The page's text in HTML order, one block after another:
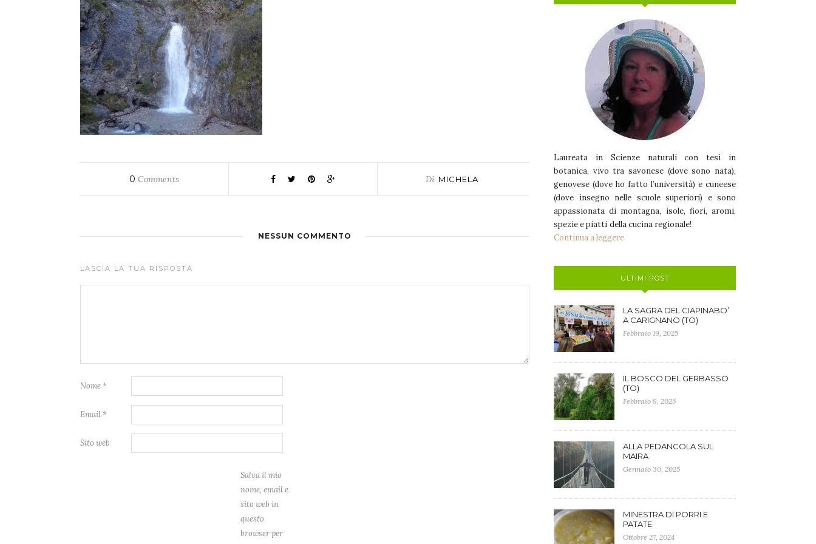
0 Comments Di MICHELA
NESSUN COMMENTO
LASCIA LA TUA RISPOSTA
Nome *
Email *
Sito web
Salva il mio
nome, email e
sito web in
questo
browser per
Laureata in Scienze naturali con tesi in
botanica, vivo tra savonese (dove sono nata),
genovese (dove ho fatto l’università) e cuneese
(dove insegno nelle scuole superiori) e sono
appassionata di montagna, isole, fiori, aromi,
spezie e piatti della cucina regionale!
Continua a leggere
ULTIMI POST
LA SAGRA DEL CIAPINABO’
A CARIGNANO (TO)
Febbraio 19, 2025
IL BOSCO DEL GERBASSO
(TO)
Febbraio 9, 2025
ALLA PEDANCOLA SUL
MAIRA
Gennaio 30, 2025
MINESTRA DI PORRI E
PATATE
Ottobre 27, 2024